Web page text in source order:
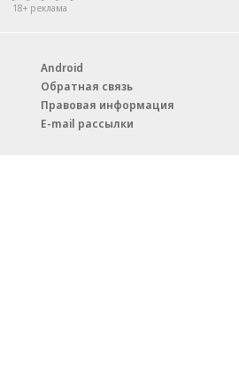
18+ реклама
Android
Обратная связь
Правовая информация
E-mail рассылки